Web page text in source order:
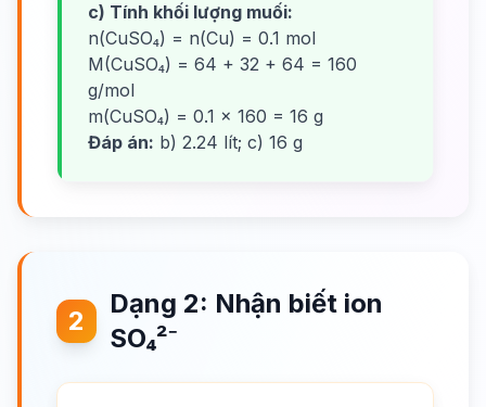
c) Tính khối lượng muối:
n(CuSO₄) = n(Cu) = 0.1 mol
M(CuSO₄) = 64 + 32 + 64 = 160
g/mol
m(CuSO₄) = 0.1 × 160 = 16 g
Đáp án: b) 2.24 lít; c) 16 g
2
Dạng 2: Nhận biết ion
SO₄²⁻